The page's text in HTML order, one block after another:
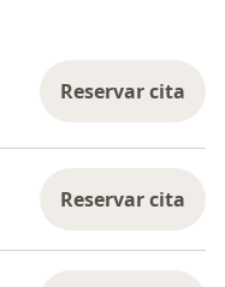
Reservar cita
Reservar cita